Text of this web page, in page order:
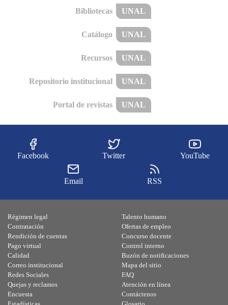
Bibliotecas UNAL
Catálogo UNAL
Recursos UNAL
Repositorio institucional UNAL
Portal de revistas UNAL
Facebook Twitter YouTube
Email RSS
Régimen legal
Contratación
Rendición de cuentas
Pago virtual
Calidad
Talento humano
Ofertas de empleo
Concurso docente
Control interno
Buzón de notificaciones
Correo institucional
Redes Sociales
Quejas y reclamos
Encuesta
Mapa del sitio
FAQ
Atención en línea
Contáctenos